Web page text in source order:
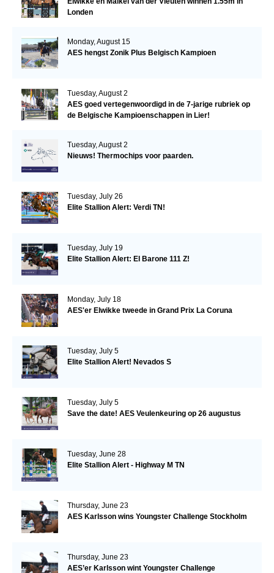
Londen
Monday, August 15
AES hengst Zonik Plus Belgisch Kampioen
Tuesday, August 2
AES goed vertegenwoordigd in de 7-jarige rubriek op
de Belgische Kampioenschappen in Lier!
Tuesday, August 2
Nieuws! Thermochips voor paarden.
Tuesday, July 26
Elite Stallion Alert: Verdi TN!
Tuesday, July 19
Elite Stallion Alert: El Barone 111 Z!
Monday, July 18
AES'er Elwikke tweede in Grand Prix La Coruna
Tuesday, July 5
Elite Stallion Alert! Nevados S
Tuesday, July 5
Save the date! AES Veulenkeuring op 26 augustus
Tuesday, June 28
Elite Stallion Alert - Highway M TN
Thursday, June 23
AES Karlsson wins Youngster Challenge Stockholm
Thursday, June 23
AES’er Karlsson wint Youngster Challenge